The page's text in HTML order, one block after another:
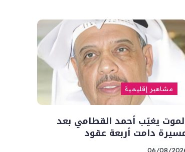
مشاهير إقليمية
يغيّب أحمد القطامي بعد
دامت أربعة عقود
06/08/